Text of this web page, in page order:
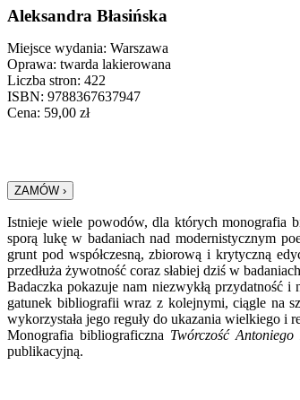
Aleksandra Błasińska
Miejsce wydania: Warszawa
Oprawa: twarda lakierowana
Liczba stron: 422
ISBN: 9788367637947
Cena: 59,00 zł
Istnieje wiele powodów, dla których monografia
sporą lukę w badaniach nad modernistycznym
grunt pod współczesną, zbiorową i krytyczną
przedłuża żywotność coraz słabiej dziś w
Badaczka pokazuje nam niezwykłą przydatność
gatunek bibliografii wraz z kolejnymi, ciągle na
wykorzystała jego reguły do ukazania wielkiego
Monografia bibliograficzna Twórczość Antoniego
publikacyjną.